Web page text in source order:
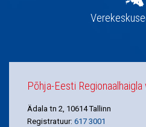
Põhja-Eesti
Ädala tn 2, 10614 Tallinn
Registratuur: 617 3001